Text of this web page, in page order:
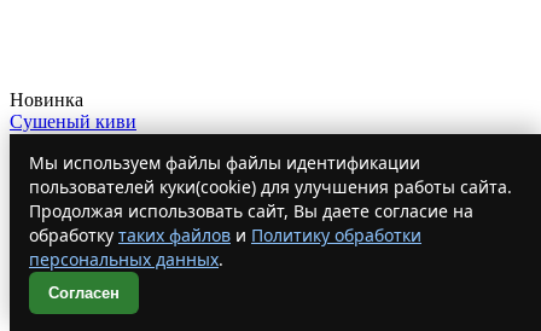
Новинка
Сушеный киви
193 ₽
Купить
Мы используем файлы файлы идентификации
пользователей куки(cookie) для улучшения работы сайта.
Продолжая использовать сайт, Вы даете согласие на
обработку таких файлов и Политику обработки
персональных данных.
Согласен